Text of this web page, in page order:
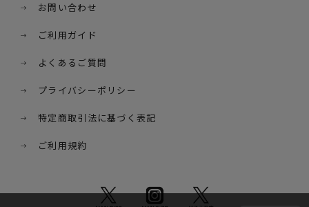
お問い合わせ
ご利用ガイド
よくあるご質問
プライバシーポリシー
特定商取引法に基づく表記
ご利用規約